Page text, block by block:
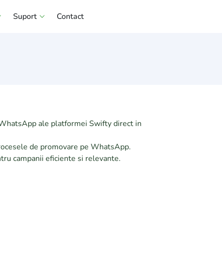
Suport Contact
ale platformei Swifty direct in
de promovare pe WhatsApp.
campanii eficiente si relevante.